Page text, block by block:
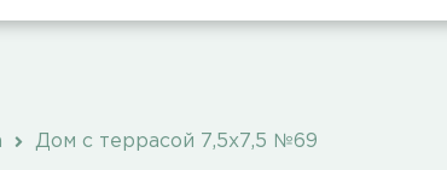
Дом с террасой 7,5х7,5 №69